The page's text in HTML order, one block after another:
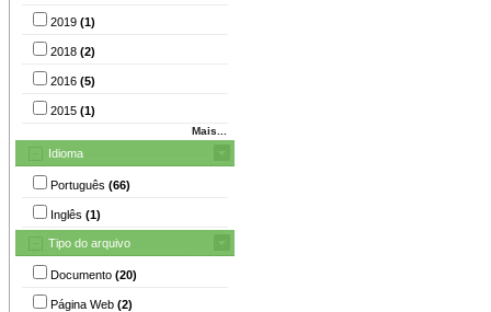
2019 (1)
2018 (2)
2016 (5)
2015 (1)
Mais...
Idioma
Português (66)
Inglês (1)
Tipo do arquivo
Documento (20)
Página Web (2)